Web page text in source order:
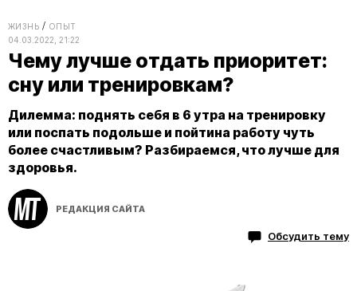
ЖИЗНЬ
ОПЫТ
04.03.2022, 21:22
Чему лучше отдать приоритет:
сну или тренировкам?
Дилемма: поднять себя в 6 утра на тренировку
или поспать подольше и пойтина работу чуть
более счастливым? Разбираемся, что лучше для
здоровья.
РЕДАКЦИЯ САЙТА
Обсудить тему